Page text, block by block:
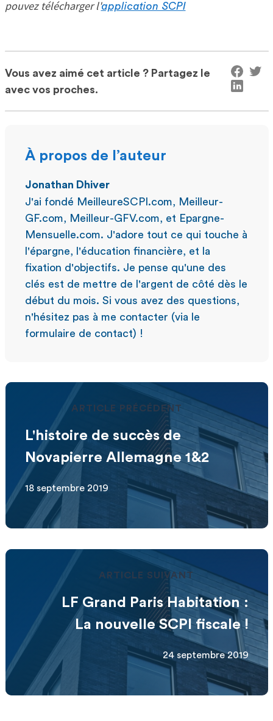
pouvez télécharger l'application SCPI
Vous avez aimé cet article ? Partagez le
avec vos proches.
À propos de l’auteur
Jonathan Dhiver
J'ai fondé MeilleureSCPI.com, Meilleur-
GF.com, Meilleur-GFV.com, et Epargne-
Mensuelle.com. J'adore tout ce qui touche à
l'épargne, l'éducation financière, et la
fixation d'objectifs. Je pense qu'une des
clés est de mettre de l'argent de côté dès le
début du mois. Si vous avez des questions,
n'hésitez pas à me contacter (via le
formulaire de contact) !
ARTICLE PRÉCÉDENT
L'histoire de succès de
Novapierre Allemagne 1&2
18 septembre 2019
ARTICLE SUIVANT
LF Grand Paris Habitation :
La nouvelle SCPI fiscale !
24 septembre 2019